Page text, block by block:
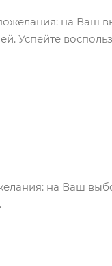
на Ваш
Успейте
на Ваш